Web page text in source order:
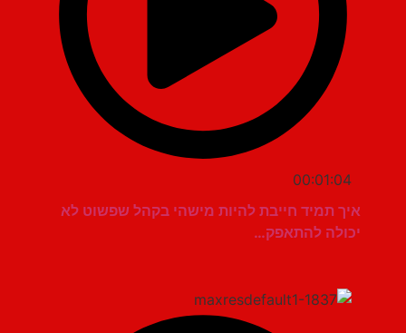
00:01:04
איך תמיד חייבת להיות מישהי בקהל שפשוט לא
יכולה להתאפק…